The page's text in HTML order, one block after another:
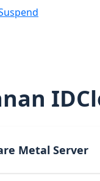
Metal Server